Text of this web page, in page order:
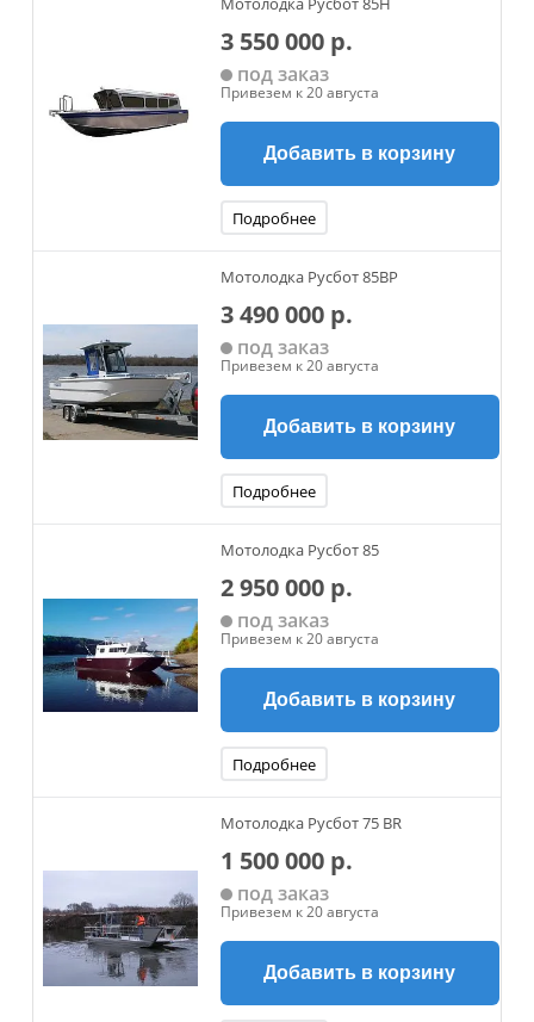
3 550 000 р.
под заказ
Привезем к 20 августа
Добавить в корзину
Подробнее
Мотолодка Русбот 85BP
3 490 000 р.
под заказ
Привезем к 20 августа
Добавить в корзину
Подробнее
Мотолодка Русбот 85
2 950 000 р.
под заказ
Привезем к 20 августа
Добавить в корзину
Подробнее
Мотолодка Русбот 75 BR
1 500 000 р.
под заказ
Привезем к 20 августа
Добавить в корзину